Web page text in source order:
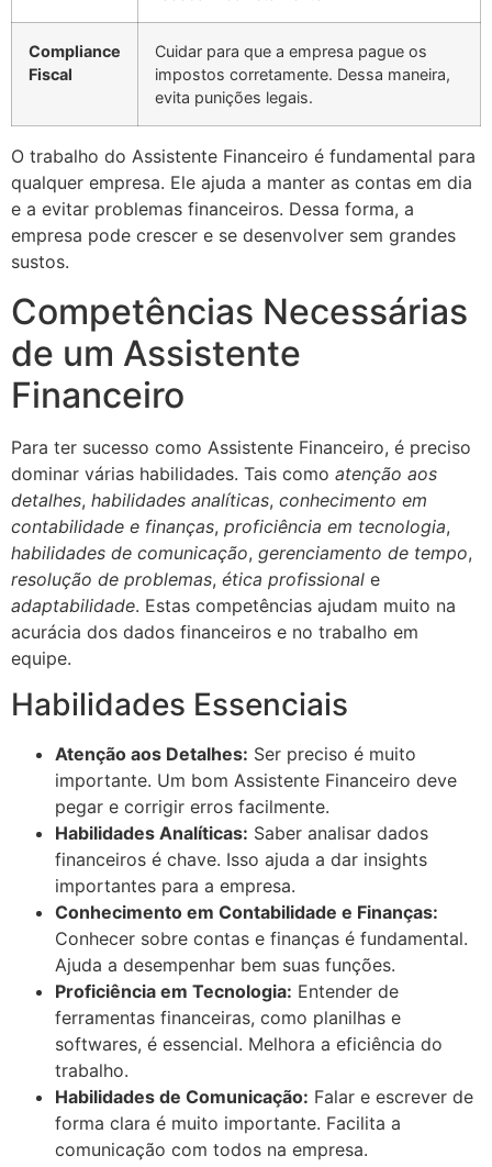
Compliance
Fiscal
Cuidar para que a empresa pague os
impostos corretamente. Dessa maneira,
evita punições legais.
O trabalho do Assistente Financeiro é fundamental para
qualquer empresa. Ele ajuda a manter as contas em dia
e a evitar problemas financeiros. Dessa forma, a
empresa pode crescer e se desenvolver sem grandes
sustos.
Competências Necessárias
de um Assistente
Financeiro
Para ter sucesso como Assistente Financeiro, é preciso
dominar várias habilidades. Tais como atenção aos
detalhes, habilidades analíticas, conhecimento em
contabilidade e finanças, proficiência em tecnologia,
habilidades de comunicação, gerenciamento de tempo,
resolução de problemas, ética profissional e
adaptabilidade. Estas competências ajudam muito na
acurácia dos dados financeiros e no trabalho em
equipe.
Habilidades Essenciais
Atenção aos Detalhes: Ser preciso é muito
importante. Um bom Assistente Financeiro deve
pegar e corrigir erros facilmente.
Habilidades Analíticas: Saber analisar dados
financeiros é chave. Isso ajuda a dar insights
importantes para a empresa.
Conhecimento em Contabilidade e Finanças:
Conhecer sobre contas e finanças é fundamental.
Ajuda a desempenhar bem suas funções.
Proficiência em Tecnologia: Entender de
ferramentas financeiras, como planilhas e
softwares, é essencial. Melhora a eficiência do
trabalho.
Habilidades de Comunicação: Falar e escrever de
forma clara é muito importante. Facilita a
comunicação com todos na empresa.